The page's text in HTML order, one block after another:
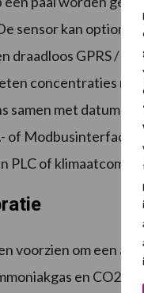
sensor kan
draadloos GPRS /
concentraties
samen met datum-
of Modbusinterface,
PLC of
voorzien om een
en CO2-